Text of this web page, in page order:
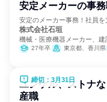
安定メーカーの事
安定のメーカー事務！社員
株式会社石垣
機械・医療機器メーカー、
27年卒 東京都、香川県
締切：3月31日
ユンケル、ストナ
産職